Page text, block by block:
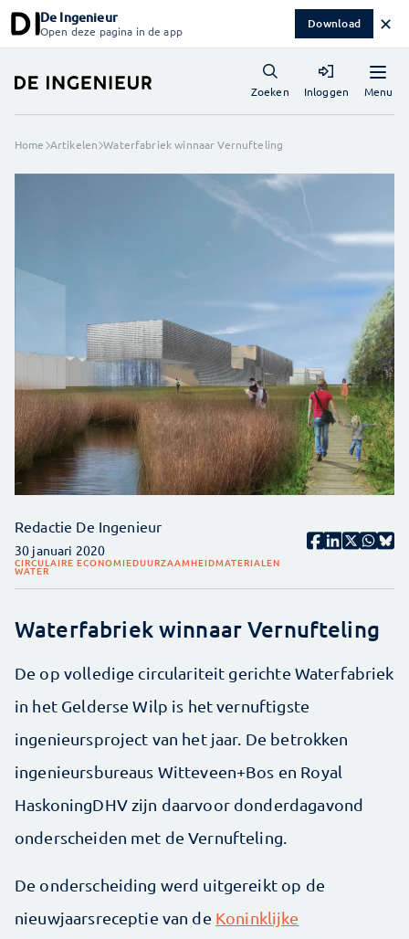
De Ingenieur
Open deze pagina in de app Download ✕
Menu
Zoeken Inloggen
Home Artikelen Waterfabriek winnaar Vernufteling
Redactie De Ingenieur
30 januari 2020
CIRCULAIRE ECONOMIEDUURZAAMHEIDMATERIALEN
WATER
Waterfabriek winnaar Vernufteling
De op volledige circulariteit gerichte Waterfabriek
in het Gelderse Wilp is het vernuftigste
ingenieursproject van het jaar. De betrokken
ingenieursbureaus Witteveen+Bos en Royal
HaskoningDHV zijn daarvoor donderdagavond
onderscheiden met de Vernufteling.
De onderscheiding werd uitgereikt op de
nieuwjaarsreceptie van de Koninklijke